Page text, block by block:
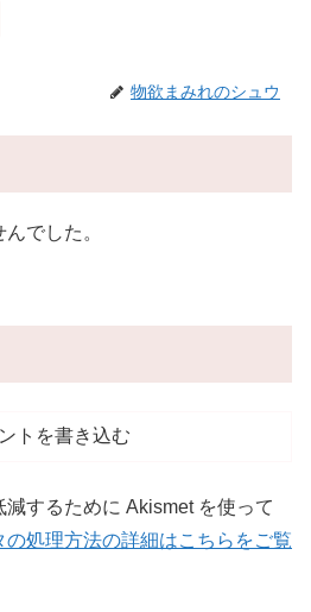
物欲まみれのシュウ
でした。
トを書き込む
するために Akismet を使って
の処理方法の詳細はこちらをご覧